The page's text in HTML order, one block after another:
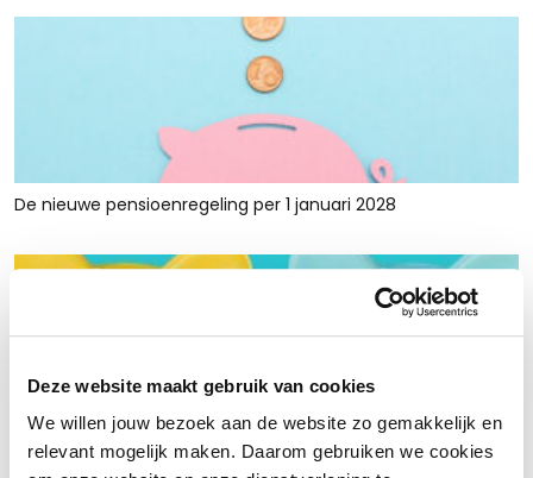
Deze website maakt gebruik van cookies
We willen jouw bezoek aan de website zo gemakkelijk en
relevant mogelijk maken. Daarom gebruiken we cookies
De nieuwe pensioenregeling per 1 januari 2028
Rust en ruimte met werkkapitaalfinanciering: voor retailers
die tijdelijk krap zitten